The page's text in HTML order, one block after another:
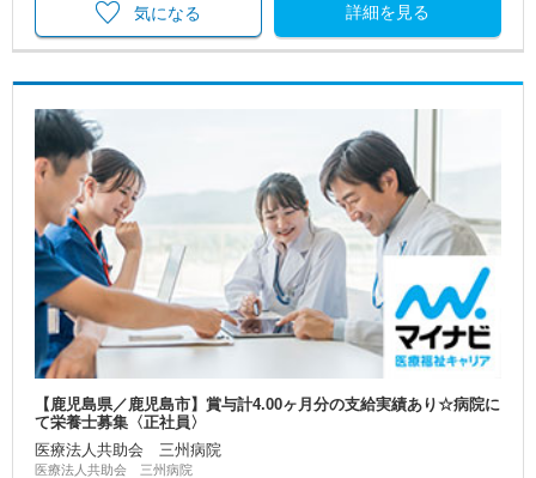
詳細を見る
気になる
【鹿児島県／鹿児島市】賞与計4.00ヶ月分の支給実績あり☆病院に
て栄養士募集〈正社員〉
医療法人共助会 三州病院
医療法人共助会 三州病院